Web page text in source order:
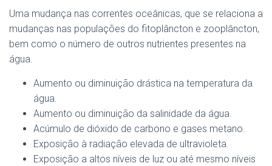
Uma mudança nas correntes oceânicas, que se relaciona a
mudanças nas populações do fitoplâncton e zooplâncton,
bem como o número de outros nutrientes presentes na
água.
Aumento ou diminuição drástica na temperatura da
água.
Aumento ou diminuição da salinidade da água.
Acúmulo de dióxido de carbono e gases metano.
Exposição à radiação elevada de ultravioleta.
Exposição a altos níveis de luz ou até mesmo níveis